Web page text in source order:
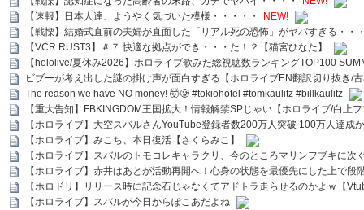
【速報】日本人達、ようやく気づいた模様・・・・・
NEW!
【戦慄】結婚式直前の夫婦が直面した「リアル死の恐怖」がヤバすぎる・・
【VCR RUST3】＃７ 快適な拠点ができ・・・た！？【猫宮ひなた】
【hololive/夏休み2026】ホロライブ歌みた総視聴数ランキングTOP100
ビブーが考え出した謎の掛け声が面白すぎる【ホロライブEN翻訳切り抜き/
The reason we have NO money! 🤯🥲 #tokiohotel #tomkaulitz #billkaulitz
【重大告知】FBKINGDOM王国拡大！情報解禁SPじゃい【ホロライブ/白上
【ホロライブ】大空スバルさんYouTube登録者数200万人突破 100万人達成
【ホロライブ】みこち、本日復活【さくらみこ】
【ホロライブ】スバルのトモコレキャラクリ、今のところマリンフブキに
【ホロライブ】赤井はあとが活動再開へ！心身の状態を最優先にした上で段
【ホロドリ】リリース時に記念石じゃなくてアドトラ走らせるのかよｗ【
【ホロライブ】スバルが今日からぽこあだよね